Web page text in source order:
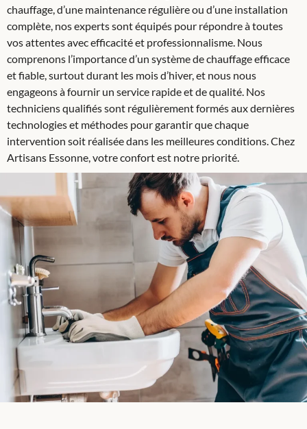
chauffage, d’une maintenance régulière ou d’une installation
complète, nos experts sont équipés pour répondre à toutes
vos attentes avec efficacité et professionnalisme. Nous
comprenons l’importance d’un système de chauffage efficace
et fiable, surtout durant les mois d’hiver, et nous nous
engageons à fournir un service rapide et de qualité. Nos
techniciens qualifiés sont régulièrement formés aux dernières
technologies et méthodes pour garantir que chaque
intervention soit réalisée dans les meilleures conditions. Chez
Artisans Essonne, votre confort est notre priorité.